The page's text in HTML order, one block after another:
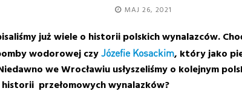
MAJ 26, 2021
już wiele o historii polskich wynalazców.
wodorowej czyJózefie Kosackim, który jako
we Wrocławiu usłyszeliśmy o kolejnym
przełomowych wynalazków?